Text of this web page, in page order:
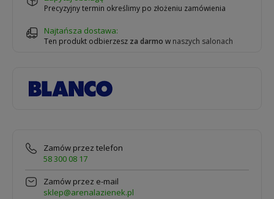
Precyzyjny termin określimy po złożeniu zamówienia
Najtańsza dostawa:
Ten produkt odbierzesz za darmo w naszych salonach
Zamów przez telefon
58 300 08 17
Zamów przez e-mail
sklep@arenalazienek.pl